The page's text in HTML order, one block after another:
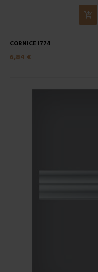
CORNICE I774
6,84 €